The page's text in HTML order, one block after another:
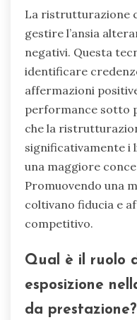
La ristrutturazione
gestire l’ansia
negativi. Questa
identificare
affermazioni
performance sotto
che la
significativamente i
una maggiore
Promuovendo una
coltivano fiducia e
competitivo.
Qual è il ruolo
esposizione
da prestazione?